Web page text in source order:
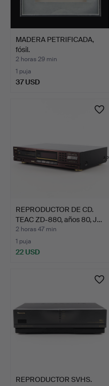
MADERA PETRIFICADA,
fósil.
2 horas 29 min
1 puja
37 USD
REPRODUCTOR DE CD.
TEAC ZD-880, años 80, J…
2 horas 47 min
1 puja
22 USD
REPRODUCTOR SVHS.